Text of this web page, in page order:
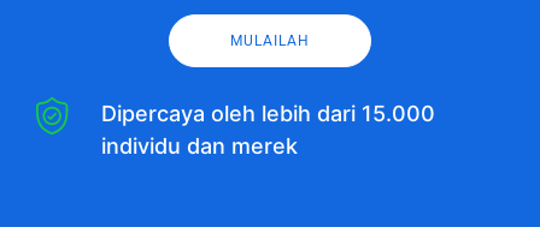
MULAILAH
Dipercaya oleh lebih dari 15.000
individu dan merek